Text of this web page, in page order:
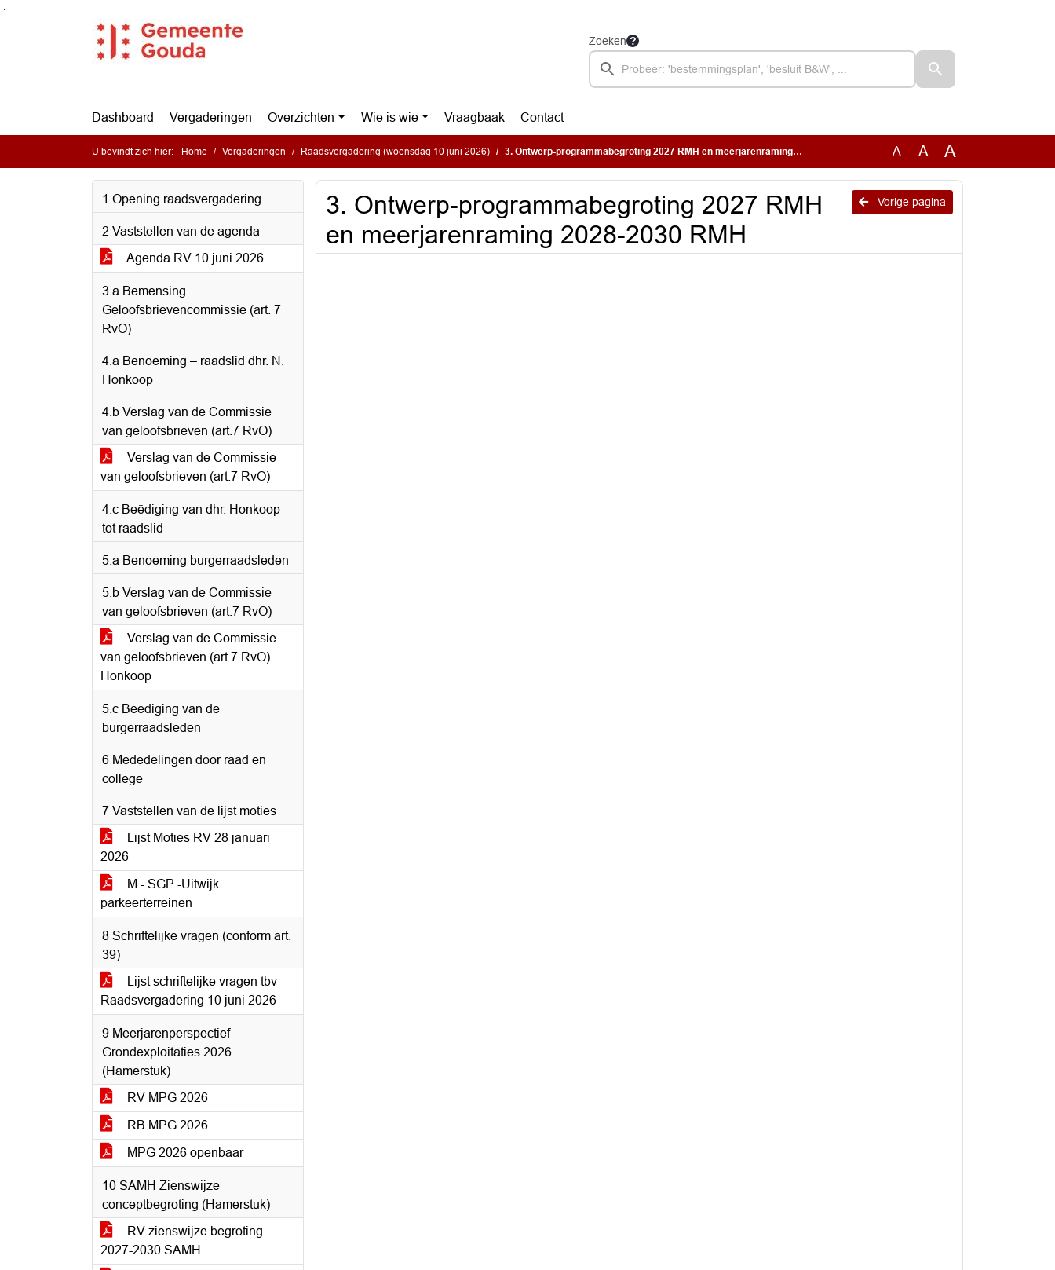
Ga naar de inhoud van deze pagina
Ga naar het zoeken
Ga naar het menu
Zoeken
Dashboard Vergaderingen Overzichten Wie is wie Vraagbaak Contact
U bevindt zich hier: Home Vergaderingen Raadsvergadering (woensdag 10 juni 2026) 3. Ontwerp-programmabegroting 2027 RMH en meerjarenraming 2028-2030 RMH A A A
1 Opening raadsvergadering
2 Vaststellen van de agenda
Agenda RV 10 juni 2026
3.a Bemensing
Geloofsbrievencommissie (art. 7
RvO)
4.a Benoeming – raadslid dhr. N.
Honkoop
4.b Verslag van de Commissie
van geloofsbrieven (art.7 RvO)
Verslag van de Commissie
van geloofsbrieven (art.7 RvO)
4.c Beëdiging van dhr. Honkoop
tot raadslid
5.a Benoeming burgerraadsleden
5.b Verslag van de Commissie
van geloofsbrieven (art.7 RvO)
Verslag van de Commissie
van geloofsbrieven (art.7 RvO)
Honkoop
5.c Beëdiging van de
burgerraadsleden
6 Mededelingen door raad en
college
7 Vaststellen van de lijst moties
Lijst Moties RV 28 januari
2026
M - SGP -Uitwijk
parkeerterreinen
8 Schriftelijke vragen (conform art.
39)
Lijst schriftelijke vragen tbv
Raadsvergadering 10 juni 2026
9 Meerjarenperspectief
Grondexploitaties 2026
(Hamerstuk)
RV MPG 2026
RB MPG 2026
MPG 2026 openbaar
10 SAMH Zienswijze
conceptbegroting (Hamerstuk)
RV zienswijze begroting
2027-2030 SAMH
Vorige pagina
3. Ontwerp-programmabegroting 2027 RMH
en meerjarenraming 2028-2030 RMH